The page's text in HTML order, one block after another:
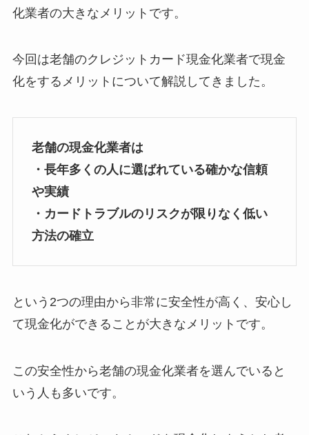
化業者の大きなメリットです。
今回は老舗のクレジットカード現金化業者で現金
化をするメリットについて解説してきました。
老舗の現金化業者は
・長年多くの人に選ばれている確かな信頼
や実績
・カードトラブルのリスクが限りなく低い
方法の確立
という2つの理由から非常に安全性が高く、安心し
て現金化ができることが大きなメリットです。
この安全性から老舗の現金化業者を選んでいると
いう人も多いです。